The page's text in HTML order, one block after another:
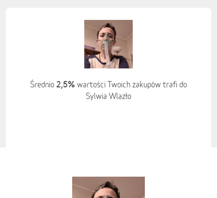
Średnio 2,5% wartości Twoich zakupów trafi do
Sylwia Wlazło